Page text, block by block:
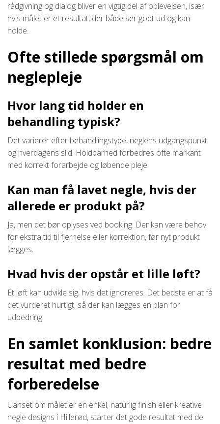
rådgivning og dialog bliver en vigtig del af oplevelsen, især
hvis målet er et resultat, der både ser godt ud og kan
holde.
Ofte stillede spørgsmål om
neglepleje
Hvor lang tid holder en
behandling typisk?
Det varierer efter behandlingstype, neglens udgangspunkt
og hverdagens slid. Holdbarhed forbedres ofte markant
med korrekt forarbejde og løbende pleje.
Kan man få lavet negle, hvis der
allerede er produkt på?
Ja, men det bør oplyses ved booking. Der kan være behov
for ekstra tid til fjernelse eller korrektion, før nyt produkt
lægges.
Hvad hvis der opstår et lille løft?
Et løft kan udvikle sig, hvis det ignoreres. Det bedste er at få
det vurderet hurtigt, så der kan lægges en plan for
udbedring.
En samlet konklusion: bedre
resultat med bedre
forberedelse
Uanset om målet er en enkel, naturlig finish eller kreative
negle designs i Hillerød, starter det gode resultat med de